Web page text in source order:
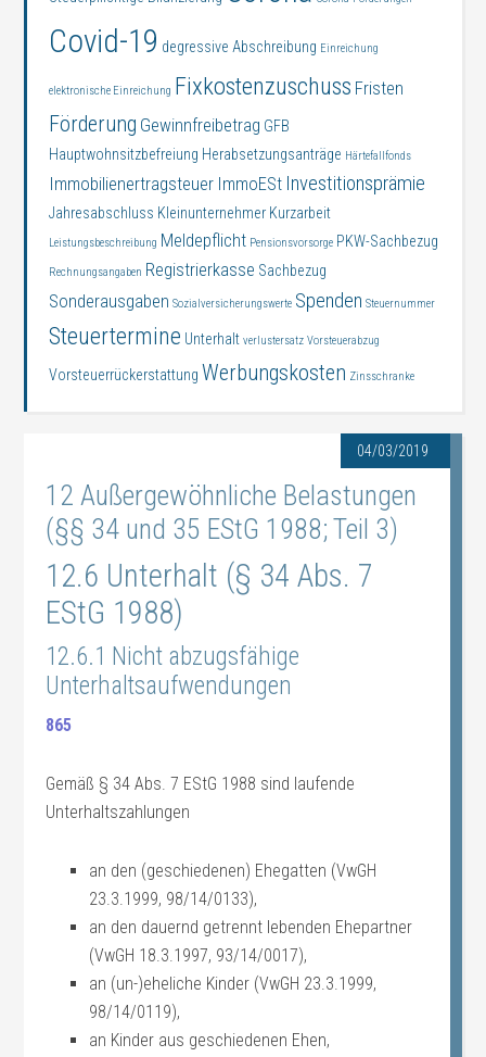
04/03/2019
12 Außergewöhnliche Belastungen
(§§ 34 und 35 EStG 1988; Teil 3)
12.6 Unterhalt (§ 34 Abs. 7
EStG 1988)
12.6.1 Nicht abzugsfähige
Unterhaltsaufwendungen
865
Gemäß § 34 Abs. 7 EStG 1988 sind laufende
Unterhaltszahlungen
an den (geschiedenen) Ehegatten (VwGH
23.3.1999, 98/14/0133),
an den dauernd getrennt lebenden Ehepartner
(VwGH 18.3.1997, 93/14/0017),
an (un-)eheliche Kinder (VwGH 23.3.1999,
98/14/0119),
an Kinder aus geschiedenen Ehen,
Covid-19 degressive Abschreibung Einreichung
elektronische Einreichung Fixkostenzuschuss Fristen
Förderung Gewinnfreibetrag GFB
Hauptwohnsitzbefreiung Herabsetzungsanträge Härtefallfonds
Immobilienertragsteuer ImmoESt Investitionsprämie
Jahresabschluss Kleinunternehmer Kurzarbeit
Leistungsbeschreibung Meldepflicht Pensionsvorsorge PKW-Sachbezug
Rechnungsangaben Registrierkasse Sachbezug
Sonderausgaben Sozialversicherungswerte Spenden Steuernummer
Steuertermine Unterhalt verlustersatz Vorsteuerabzug
Vorsteuerrückerstattung Werbungskosten Zinsschranke